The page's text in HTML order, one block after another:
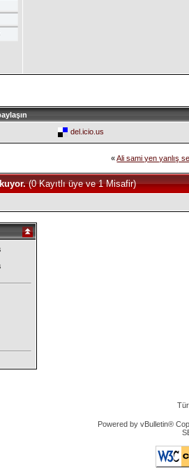
del.icio.us
« Ali sami yen yanlış
(0 Kayıtlı üye ve 1 Misafir)
Powered by vBulletin®